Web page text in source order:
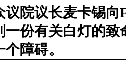
议院议长麦卡锡向
一份有关白灯的致
障碍。